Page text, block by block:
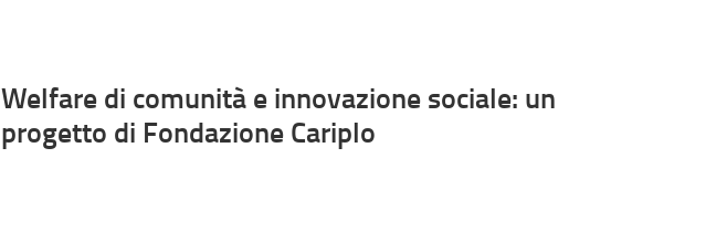
Welfare di comunità e innovazione sociale: un
progetto di Fondazione Cariplo